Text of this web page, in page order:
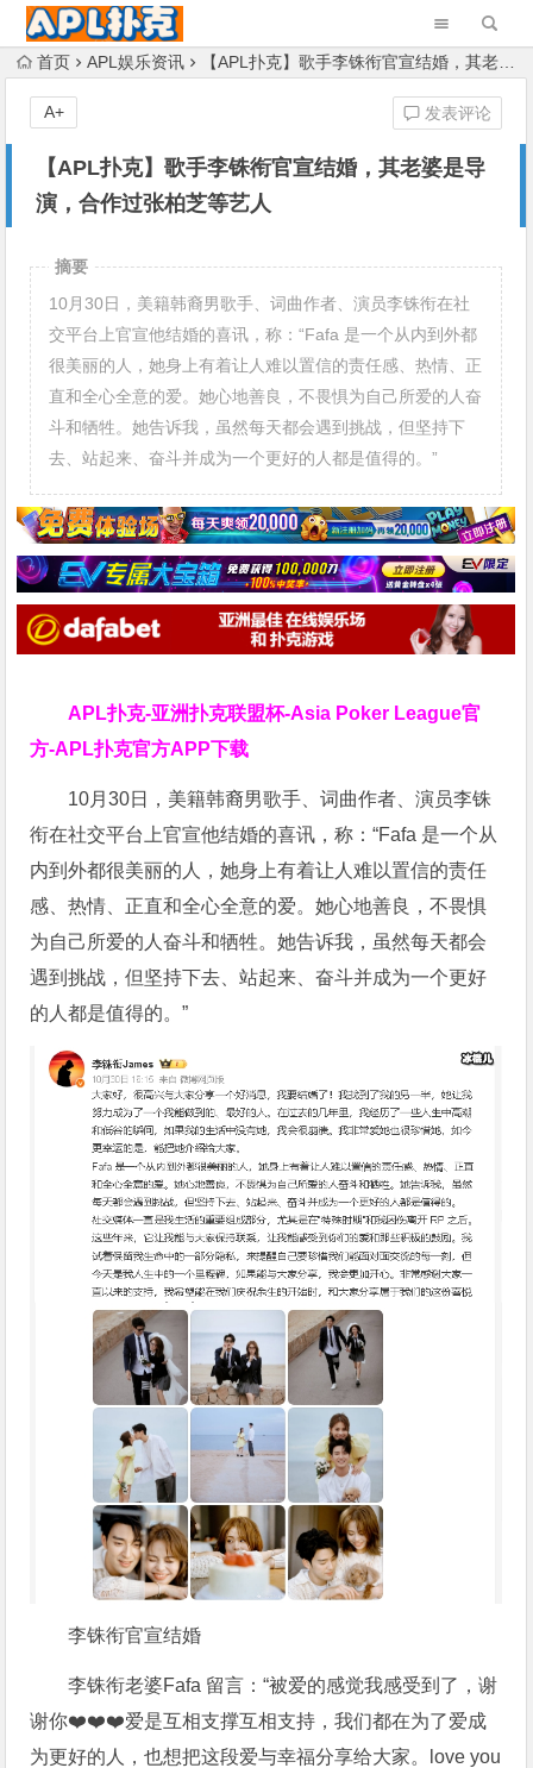
首页 APL娱乐资讯 【APL扑克】歌手李铢衔官宣结婚，其老婆是导演，合作过张柏芝等艺人
【APL扑克】歌手李铢衔官宣结婚，其老婆是导
演，合作过张柏芝等艺人
发表评论
A+
摘要
10月30日，美籍韩裔男歌手、词曲作者、演员李铢衔在社
交平台上官宣他结婚的喜讯，称：“Fafa 是一个从内到外都
很美丽的人，她身上有着让人难以置信的责任感、热情、正
直和全心全意的爱。她心地善良，不畏惧为自己所爱的人奋
斗和牺牲。她告诉我，虽然每天都会遇到挑战，但坚持下
去、站起来、奋斗并成为一个更好的人都是值得的。”
APL扑克-亚洲扑克联盟杯-Asia Poker League官
方-APL扑克官方APP下载
10月30日，美籍韩裔男歌手、词曲作者、演员李铢
衔在社交平台上官宣他结婚的喜讯，称：“Fafa 是一个从
内到外都很美丽的人，她身上有着让人难以置信的责任
感、热情、正直和全心全意的爱。她心地善良，不畏惧
为自己所爱的人奋斗和牺牲。她告诉我，虽然每天都会
遇到挑战，但坚持下去、站起来、奋斗并成为一个更好
的人都是值得的。”
李铢衔官宣结婚
李铢衔老婆Fafa 留言：“被爱的感觉我感受到了，谢
谢你❤️❤️❤️爱是互相支撑互相支持，我们都在为了爱成
为更好的人，也想把这段爱与幸福分享给大家。love you